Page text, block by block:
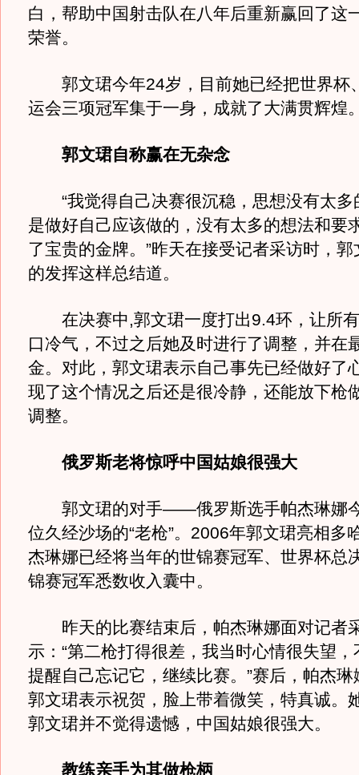
白，帮助中国射击队在八年后重新赢回了这
荣誉。
郭文珺今年24岁，目前她已经把世界杯
运会三项冠军集于一身，成就了大满贯辉煌
郭文珺自称赢在无杂念
“我觉得自己决赛很沉稳，思想没有太多
是做好自己应该做的，没有太多的想法和要
了宝贵的金牌。”昨天在接受记者采访时，
的发挥这样总结道。
在决赛中,郭文珺一度打出9.4环，让所有
口冷气，不过之后她及时进行了调整，并在
金。对此，郭文珺表示自己事先已经做好了
现了这个情况之后还是很冷静，还能放下枪
调整。
俄罗斯老将惊呼中国姑娘很强大
郭文珺的对手——俄罗斯选手帕杰琳娜
位久经沙场的“老枪”。2006年郭文珺亮相多
杰琳娜已经将当年的世锦赛冠军、世界杯总
锦赛冠军悉数收入囊中。
昨天的比赛结束后，帕杰琳娜面对记者
示：“第二枪打得很差，我当时心情很失望
提醒自己忘记它，继续比赛。”赛后，帕杰
郭文珺表示祝贺，脸上带着微笑，特真诚。
郭文珺并不觉得遗憾，中国姑娘很强大。
教练亲手为其做枪柄